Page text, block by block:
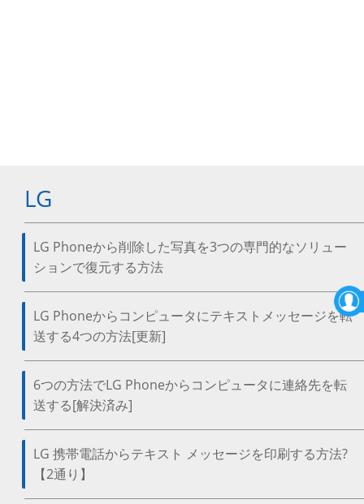
LG
LG Phoneから削除した写真を3つの専門的なソリュー
ションで復元する方法
LG Phoneからコンピュータにテキストメッセージを転
送する4つの方法[更新]
6つの方法でLG Phoneからコンピュータに連絡先を転
送する[解決済み]
LG 携帯電話からテキスト メッセージを印刷する方法?
【2通り】